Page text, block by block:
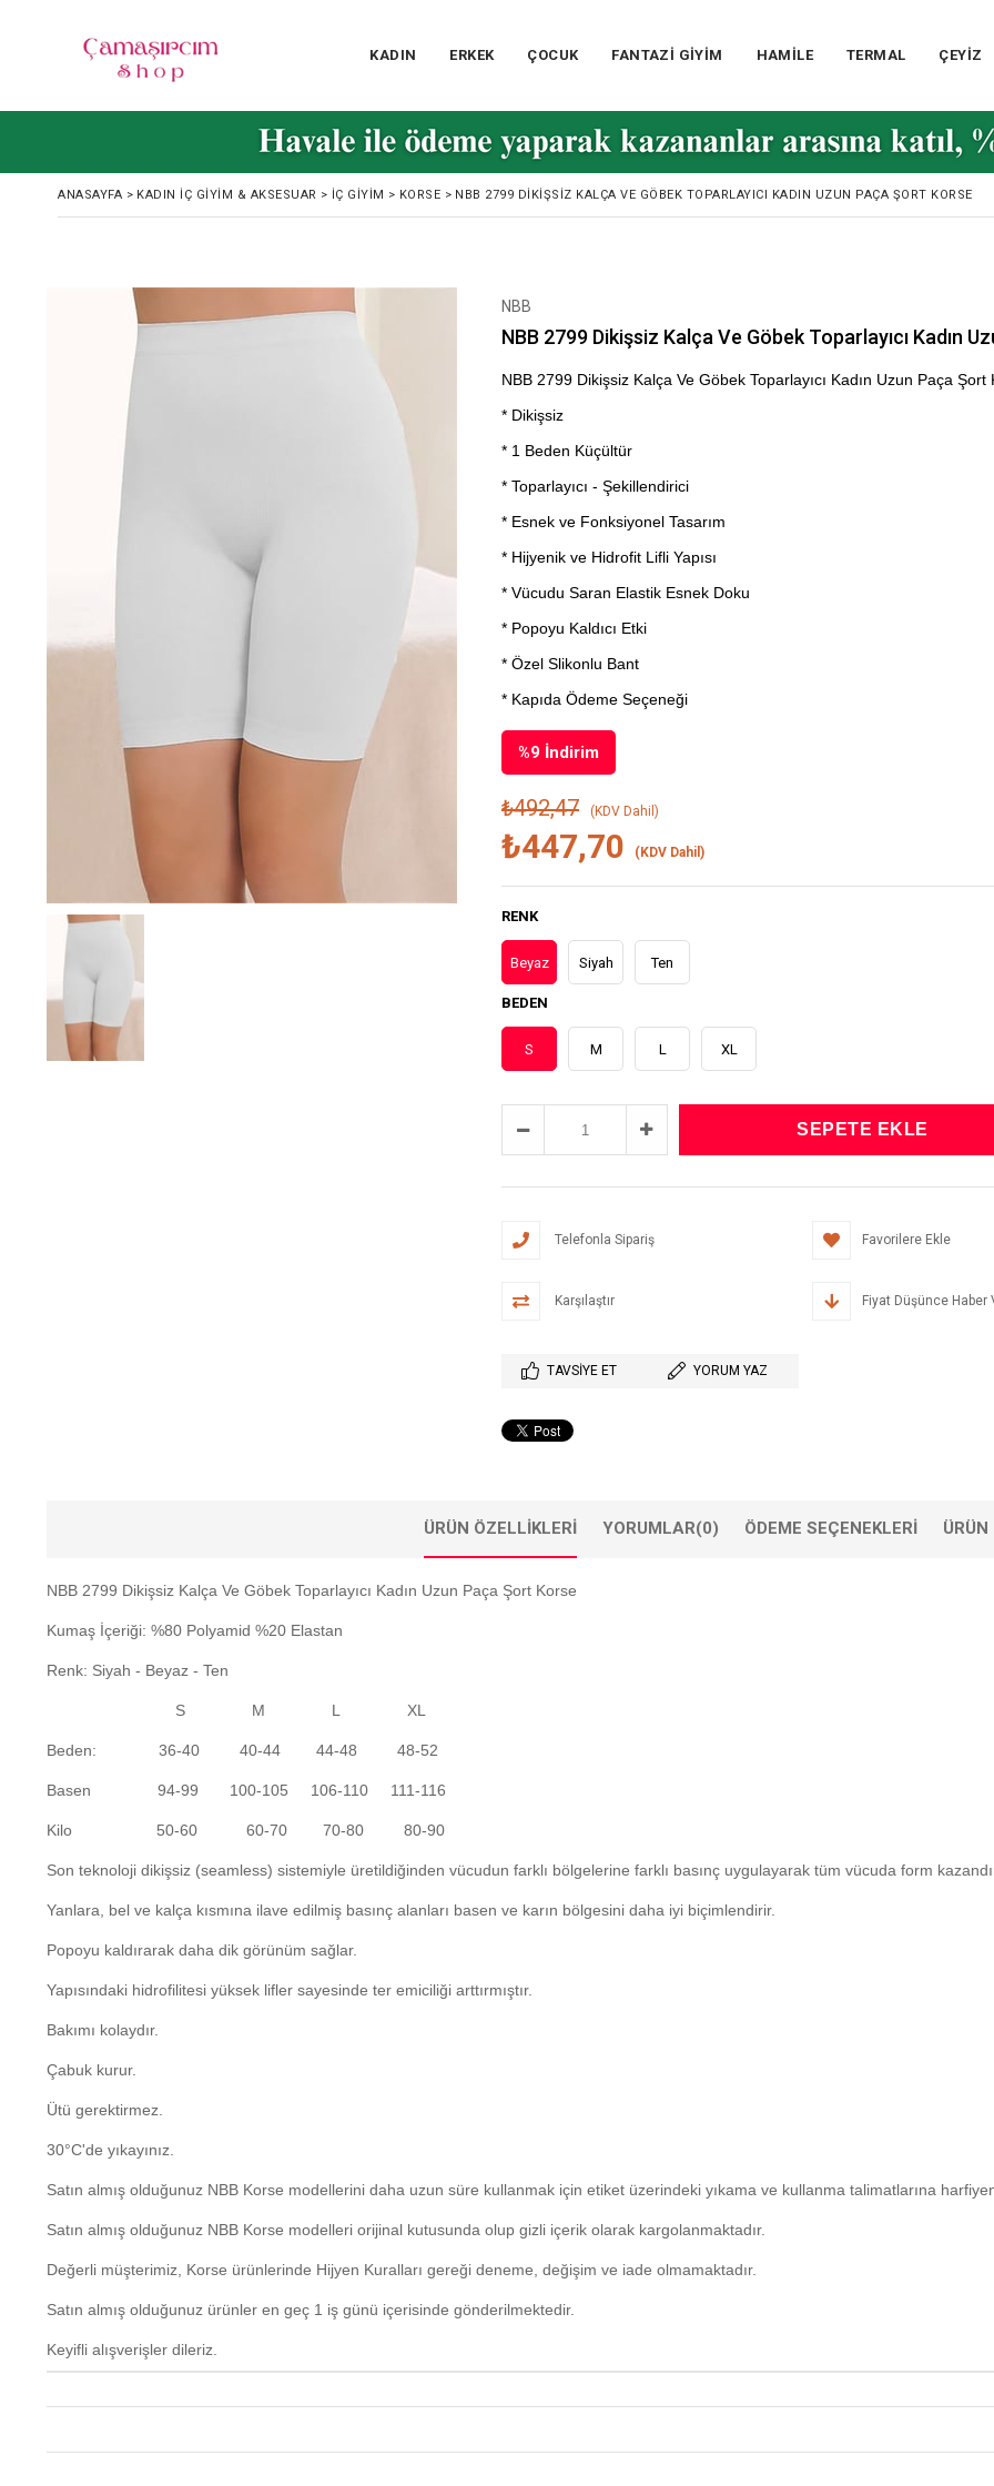
KADIN ERKEK ÇOCUK FANTAZİ GİYİM HAMİLE TERMAL ÇEYİZ
ANASAYFA > KADIN İÇ GIYIM & AKSESUAR > İÇ GIYIM > KORSE > NBB 2799 DIKIŞSIZ KALÇA VE GÖBEK TOPARLAYICI KADIN UZUN PAÇA ŞORT KORSE
NBB
NBB 2799 Dikişsiz Kalça Ve Göbek Toparlayıcı Kadın
NBB 2799 Dikişsiz Kalça Ve Göbek Toparlayıcı Kadın Uzun Paça Şort
* Dikişsiz
* 1 Beden Küçültür
* Toparlayıcı - Şekillendirici
* Esnek ve Fonksiyonel Tasarım
* Hijyenik ve Hidrofit Lifli Yapısı
* Vücudu Saran Elastik Esnek Doku
* Popoyu Kaldıcı Etki
* Özel Slikonlu Bant
* Kapıda Ödeme Seçeneği
%9 İndirim
₺492,47 (KDV Dahil)
₺447,70 (KDV Dahil)
RENK
Beyaz Siyah Ten
BEDEN
S M L XL
Telefonla Sipariş Favorilere Ekle
Karşılaştır Fiyat Düşünce Haber
TAVSIYE ET YORUM YAZ
ÜRÜN ÖZELLIKLERI YORUMLAR(0) ÖDEME SEÇENEKLERI ÜRÜN
NBB 2799 Dikişsiz Kalça Ve Göbek Toparlayıcı Kadın Uzun Paça Şort Korse
Kumaş İçeriği: %80 Polyamid %20 Elastan
Renk: Siyah - Beyaz - Ten
S M L XL
Beden: 36-40 40-44 44-48 48-52
Basen 94-99 100-105 106-110 111-116
Kilo 50-60 60-70 70-80 80-90
Son teknoloji dikişsiz (seamless) sistemiyle üretildiğinden vücudun farklı bölgelerine farklı basınç uygulayarak tüm vücuda form
Yanlara, bel ve kalça kısmına ilave edilmiş basınç alanları basen ve karın bölgesini daha iyi biçimlendirir.
Popoyu kaldırarak daha dik görünüm sağlar.
Yapısındaki hidrofilitesi yüksek lifler sayesinde ter emiciliği arttırmıştır.
Bakımı kolaydır.
Çabuk kurur.
Ütü gerektirmez.
30°C'de yıkayınız.
Satın almış olduğunuz NBB Korse modellerini daha uzun süre kullanmak için etiket üzerindeki yıkama ve kullanma talimatlarına
Satın almış olduğunuz NBB Korse modelleri orijinal kutusunda olup gizli içerik olarak kargolanmaktadır.
Değerli müşterimiz, Korse ürünlerinde Hijyen Kuralları gereği deneme, değişim ve iade olmamaktadır.
Satın almış olduğunuz ürünler en geç 1 iş günü içerisinde gönderilmektedir.
Keyifli alışverişler dileriz.